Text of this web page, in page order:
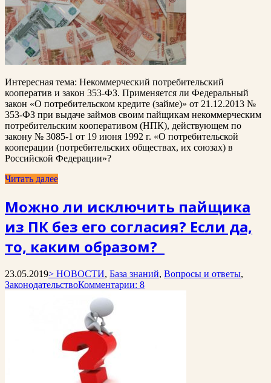
Интересная тема: Некоммерческий потребительский
кооператив и закон 353-ФЗ. Применяется ли Федеральный
закон «О потребительском кредите (займе)» от 21.12.2013 №
353-ФЗ при выдаче займов своим пайщикам некоммерческим
потребительским кооперативом (НПК), действующем по
закону № 3085-1 от 19 июня 1992 г. «О потребительской
кооперации (потребительских обществах, их союзах) в
Российской Федерации»?
Читать далее
Можно ли исключить пайщика
из ПК без его согласия? Если да,
то, каким образом?
23.05.2019> НОВОСТИ, База знаний, Вопросы и ответы,
ЗаконодательствоКомментарии: 8